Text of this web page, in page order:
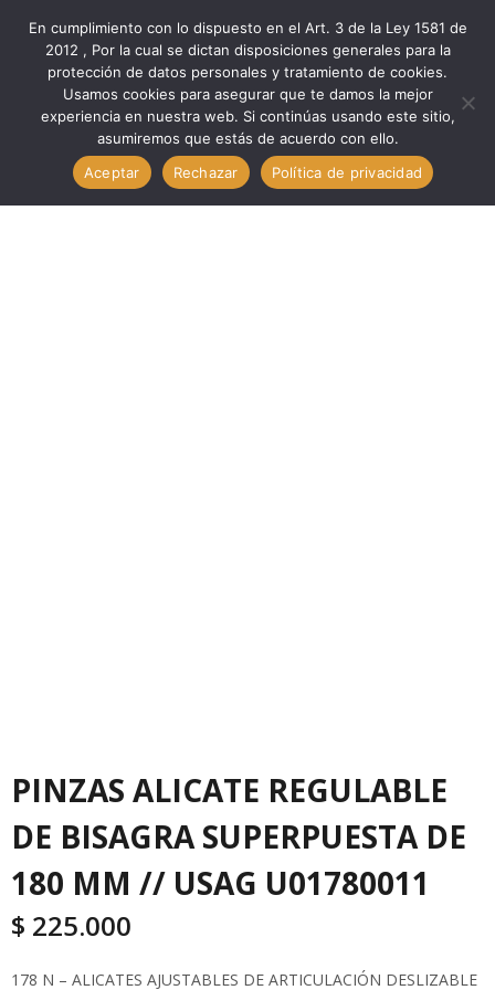
Marcas
Usag
PINZAS ALICATE REGULABLE DE BISAGRA SUPERPUESTA DE
180 MM // USAG U01780011
PINZAS ALICATE REGULABLE
DE BISAGRA SUPERPUESTA DE
180 MM // USAG U01780011
$ 225.000
178 N – ALICATES AJUSTABLES DE ARTICULACIÓN DESLIZABLE
En cumplimiento con lo dispuesto en el Art. 3 de la Ley 1581 de
2012 , Por la cual se dictan disposiciones generales para la
protección de datos personales y tratamiento de cookies.
Usamos cookies para asegurar que te damos la mejor
experiencia en nuestra web. Si continúas usando este sitio,
asumiremos que estás de acuerdo con ello.
Aceptar
Rechazar Política de privacidad